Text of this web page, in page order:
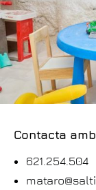
Contacta
621.254.504